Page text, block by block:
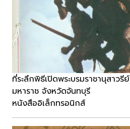
ที่ระลึกพิธีเปิดพระบรมราชานุสาวรี
มหาราช จังหวัดจันทบุรี
หนังสืออิเล็กทรอนิกส์